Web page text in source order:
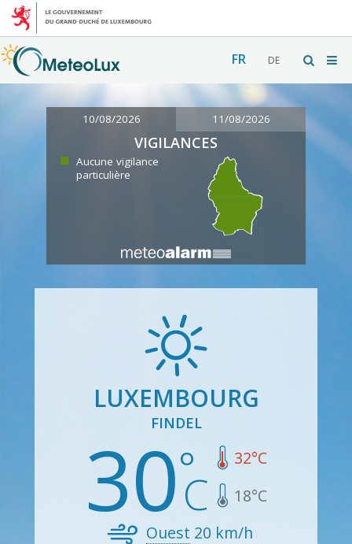
FR DE
10/08/2026 11/08/2026
VIGILANCES
Aucune vigilance
particulière
LUXEMBOURG
FINDEL
30 32°C
18°C
Ouest 20 km/h